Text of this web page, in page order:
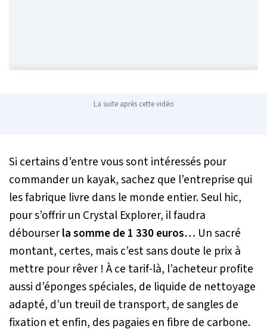
La suite après cette vidéo
Si certains d’entre vous sont intéressés pour
commander un kayak, sachez que l’entreprise qui
les fabrique livre dans le monde entier. Seul hic,
pour s’offrir un Crystal Explorer, il faudra
débourserla somme de 1 330 euros… Un sacré
montant, certes, mais c’est sans doute le prix à
mettre pour rêver ! À ce tarif-là, l’acheteur profite
aussi d’éponges spéciales, de liquide de nettoyage
adapté, d’un treuil de transport, de sangles de
fixation et enfin, des pagaies en fibre de carbone.